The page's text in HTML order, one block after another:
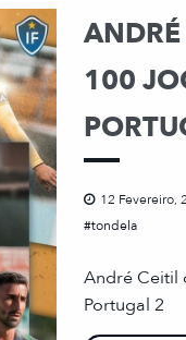
100
12 Fevereiro,
tondela
André Ceitil
Portugal 2